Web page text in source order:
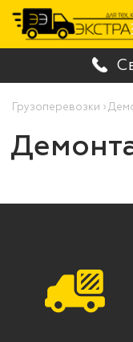
Грузоперевозки ›